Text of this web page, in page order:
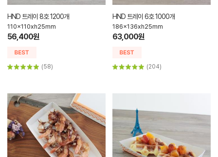
HND 트레이 8호 1200개
110x110xh25mm
56,400원
(58)
HND 트레이 6호 1000개
186x136xh25mm
63,000원
(204)